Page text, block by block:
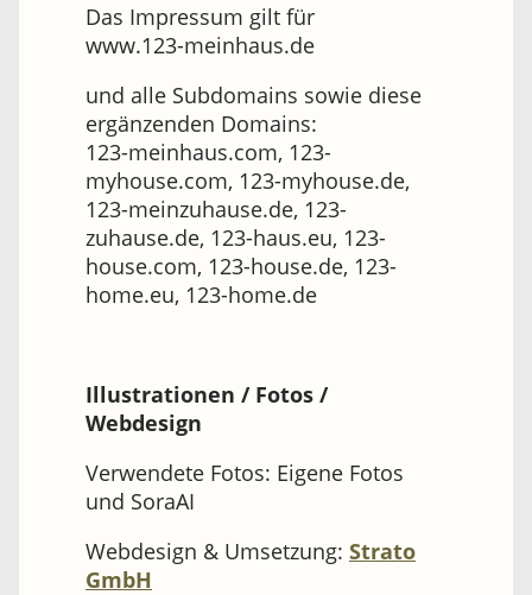
Das Impressum gilt für
www.123-meinhaus.de
und alle Subdomains sowie diese
ergänzenden Domains:
123-meinhaus.com, 123-
myhouse.com, 123-myhouse.de,
123-meinzuhause.de, 123-
zuhause.de, 123-haus.eu, 123-
house.com, 123-house.de, 123-
home.eu, 123-home.de
Illustrationen / Fotos /
Webdesign
Verwendete Fotos: Eigene Fotos
und SoraAI
Webdesign & Umsetzung: Strato
GmbH